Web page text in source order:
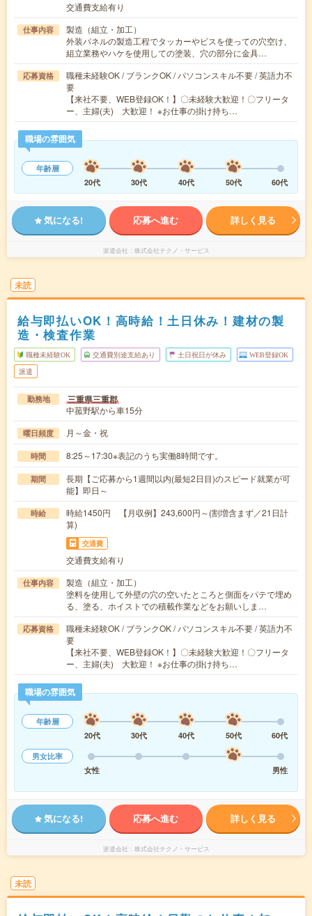
交通費支給有り
仕事内容
製造（組立・加工）
外装パネルの製造工程でタッカーやビスを使っての穴空け、
組立業務やハケを使用しての塗装、穴の部分に金具…
応募資格
職種未経験OK / ブランクOK / パソコンスキル不要 / 英語力不
要
【来社不要、WEB登録OK！】〇未経験大歓迎！〇フリータ
ー、主婦(夫) 大歓迎！ ※お仕事の掛け持ち…
職場の雰囲気
年齢層
20代
30代 40代 50代 60代
気になる! 応募へ進む 詳しく見る
派遣会社 株式会社テクノ・サービス
未読
給与即払いOK！高時給！土日休み！建材の製
造・検査作業
職種未経験OK 交通費別途支給あり 土日祝日が休み WEB登録OK
派遣
勤務地 三重県三重郡
中菰野駅から車15分
曜日頻度 月～金・祝
時間 8:25～17:30※表記のうち実働8時間です。
期間
長期【ご応募から1週間以内(最短2日目)のスピード就業が可
能】即日～
時給
時給1450円 【月収例】243,600円～(割増含まず／21日計
算)
交通費
交通費支給有り
仕事内容
製造（組立・加工）
塗料を使用して外壁の穴の空いたところと側面をパテで埋め
る、塗る、ホイストでの積載作業などをお願いしま…
応募資格
職種未経験OK / ブランクOK / パソコンスキル不要 / 英語力不
要
【来社不要、WEB登録OK！】〇未経験大歓迎！〇フリータ
ー、主婦(夫) 大歓迎！ ※お仕事の掛け持ち…
職場の雰囲気
年齢層
20代
30代 40代 50代
60代
男女比率
女性
男性
気になる! 応募へ進む 詳しく見る
派遣会社 株式会社テクノ・サービス
未読